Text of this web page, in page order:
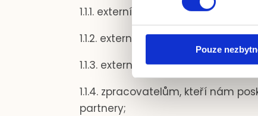
Pouze
1.1.1. externí účetní;
1.1.2. externí advokátní kanceláři;
1.1.3. externí auditorské kanceláři;
1.1.4. zpracovatelům, kteří nám
partnery;